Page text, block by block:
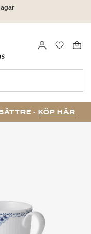
LOGGA IN
- KÖP HÄR